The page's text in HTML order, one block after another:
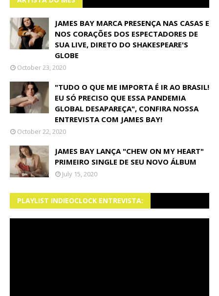
JAMES BAY MARCA PRESENÇA NAS CASAS E
NOS CORAÇÕES DOS ESPECTADORES DE
SUA LIVE, DIRETO DO SHAKESPEARE'S
GLOBE
October 23, 2020
"TUDO O QUE ME IMPORTA É IR AO BRASIL!
EU SÓ PRECISO QUE ESSA PANDEMIA
GLOBAL DESAPAREÇA", CONFIRA NOSSA
ENTREVISTA COM JAMES BAY!
October 22, 2020
JAMES BAY LANÇA "CHEW ON MY HEART"
PRIMEIRO SINGLE DE SEU NOVO ÁLBUM
July 15, 2020
PLAYLIST INDIEOCLOCK ENTREVISTA: